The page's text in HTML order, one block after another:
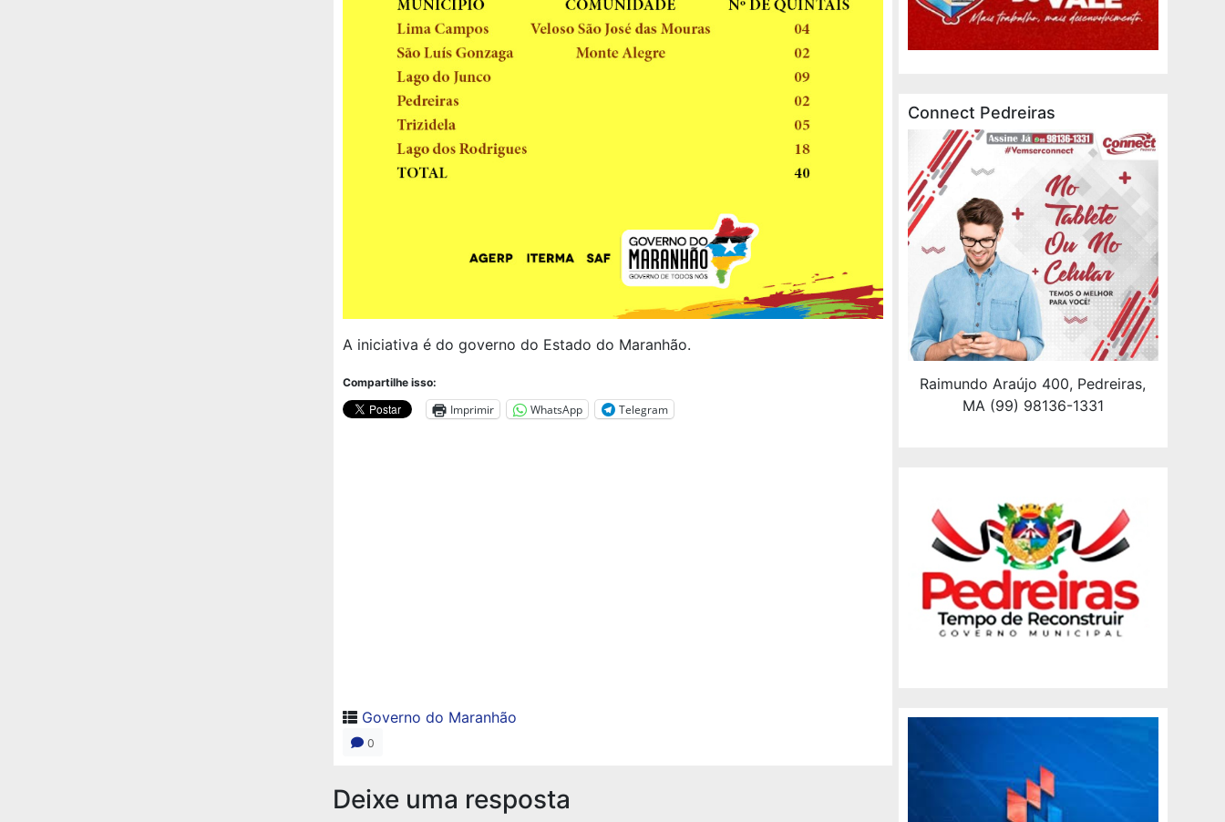
A iniciativa é do governo do Estado do Maranhão.
Compartilhe isso:
Imprimir WhatsApp Telegram
Governo do Maranhão
0
Deixe uma resposta
Connect Pedreiras
Raimundo Araújo 400, Pedreiras,
MA (99) 98136-1331